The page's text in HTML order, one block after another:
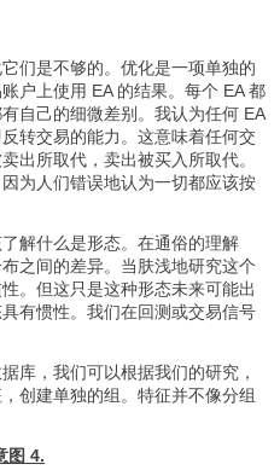
们是不够的。优化是一项单独的
户上使用 EA 的结果。每个 EA 都
自己的细微差别。我认为任何 EA
转交易的能力。这意味着任何交
出所取代，卖出被买入所取代。
为人们错误地认为一切都应该按
解什么是形态。在通俗的理解
之间的差异。当肤浅地研究这个
。但这只是这种形态未来可能出
有惯性。我们在回测或交易信号
库，我们可以根据我们的研究，
创建单独的组。特征并不像分组
图 4.